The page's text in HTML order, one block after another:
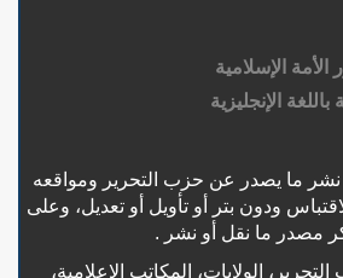
الإسلامية
الإنجليزية
نشر ما يصدر عن حزب التحرير ومواقعه
ودون بتر أو تأويل أو تعديل، وعلى
مصدر ما نقل أو نشر .
الولايات، المكاتب الإعلامية،